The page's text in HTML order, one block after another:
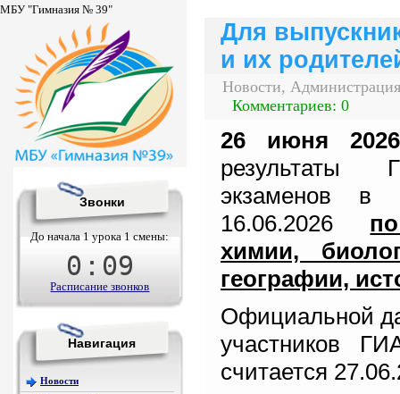
МБУ "Гимназия № 39"
Для
и их
Новости,
Комментариев: 0
26 июня
результаты
экзаменов в
16.06.2026
химии,
географии,
Официальной
участников
считается
Звонки
До начала 1 урока 1 смены:
0 : 09
Расписание звонков
Навигация
Новости